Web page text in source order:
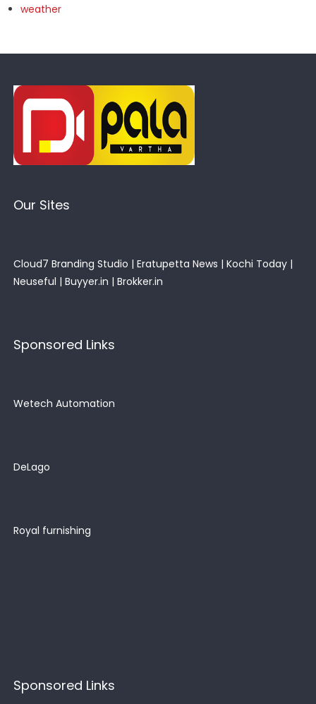
weather
Our Sites
Cloud7 Branding Studio | Eratupetta News | Kochi Today |
Neuseful | Buyyer.in | Brokker.in
Sponsored Links
Wetech Automation
DeLago
Royal furnishing
Sponsored Links